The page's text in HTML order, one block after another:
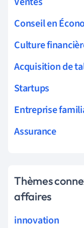
Conseil en
Culture
Acquisition de
Startups
Entreprise
Assurance
Thèmes
affaires
innovation